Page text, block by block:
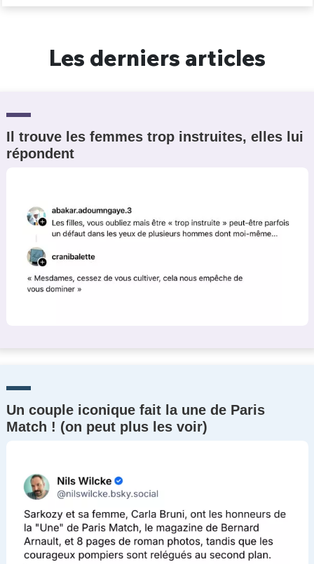
Les derniers articles
Il trouve les femmes trop instruites, elles lui
répondent
Un couple iconique fait la une de Paris
Match ! (on peut plus les voir)